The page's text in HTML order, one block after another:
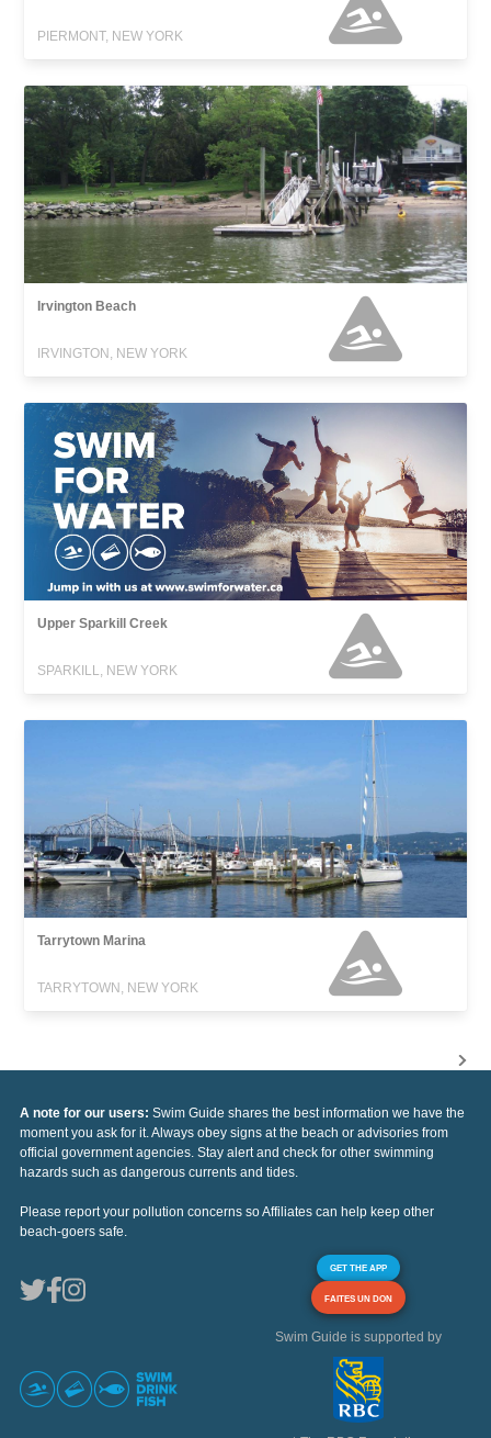
PIERMONT, NEW YORK
Irvington Beach
IRVINGTON, NEW YORK
Upper Sparkill Creek
SPARKILL, NEW YORK
Tarrytown Marina
TARRYTOWN, NEW YORK
A note for our users: Swim Guide shares the best information we have the
moment you ask for it. Always obey signs at the beach or advisories from
official government agencies. Stay alert and check for other swimming
hazards such as dangerous currents and tides.
Please report your pollution concerns so Affiliates can help keep other
beach-goers safe.
GET THE APP
FAITES UN DON
Swim Guide is supported by